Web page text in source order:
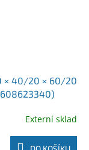
× 40/20 × 60/20
Externí sklad